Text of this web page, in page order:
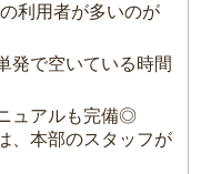
利用者が多いのが
発で空いている時間
ュアルも完備◎
、本部のスタッフが